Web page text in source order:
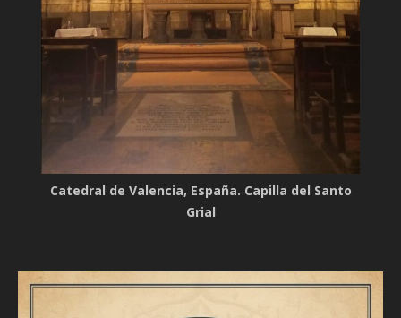
Catedral de Valencia, España. Capilla del Santo
Grial